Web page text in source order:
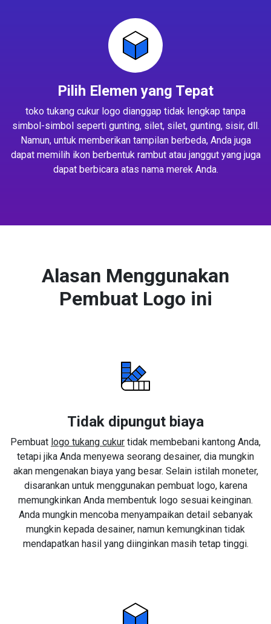
Pilih Elemen yang Tepat
toko tukang cukur logo dianggap tidak lengkap tanpa
simbol-simbol seperti gunting, silet, silet, gunting, sisir, dll.
Namun, untuk memberikan tampilan berbeda, Anda juga
dapat memilih ikon berbentuk rambut atau janggut yang juga
dapat berbicara atas nama merek Anda.
Alasan Menggunakan
Pembuat Logo ini
Tidak dipungut biaya
Pembuat logo tukang cukur tidak membebani kantong Anda,
tetapi jika Anda menyewa seorang desainer, dia mungkin
akan mengenakan biaya yang besar. Selain istilah moneter,
disarankan untuk menggunakan pembuat logo, karena
memungkinkan Anda membentuk logo sesuai keinginan.
Anda mungkin mencoba menyampaikan detail sebanyak
mungkin kepada desainer, namun kemungkinan tidak
mendapatkan hasil yang diinginkan masih tetap tinggi.